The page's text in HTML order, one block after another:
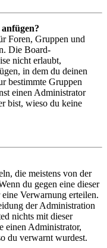
Foren, Gruppen und
Die Board-
nicht erlaubt,
in dem du deinen
bestimmte Gruppen
einen Administrator
bist, wieso du keine
die meistens von der
du gegen eine dieser
Verwarnung erteilen.
der Administration
nichts mit dieser
einen Administrator,
du verwarnt wurdest.